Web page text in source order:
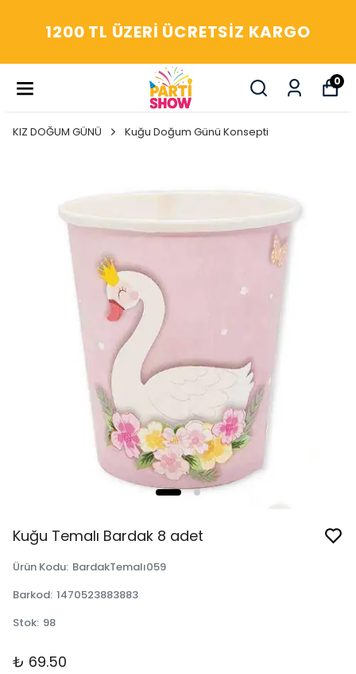
YAŞASIN! ARADIĞIM HERŞEY
PARTİ SHOW'DA
0
KIZ DOĞUM GÜNÜ Kuğu Doğum Günü Konsepti
Kuğu Temalı Bardak 8 adet
Ürün Kodu: BardakTemalı059
Barkod: 1470523883883
Stok: 98
₺ 69.50